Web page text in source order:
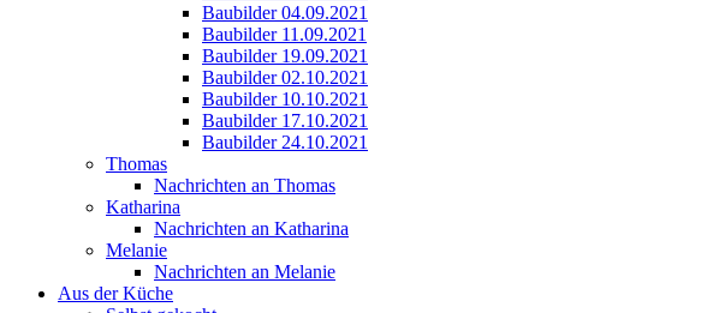
Baubilder 04.09.2021
Baubilder 11.09.2021
Baubilder 19.09.2021
Baubilder 02.10.2021
Baubilder 10.10.2021
Baubilder 17.10.2021
Baubilder 24.10.2021
Thomas
Nachrichten an Thomas
Katharina
Nachrichten an Katharina
Melanie
Nachrichten an Melanie
Aus der Küche